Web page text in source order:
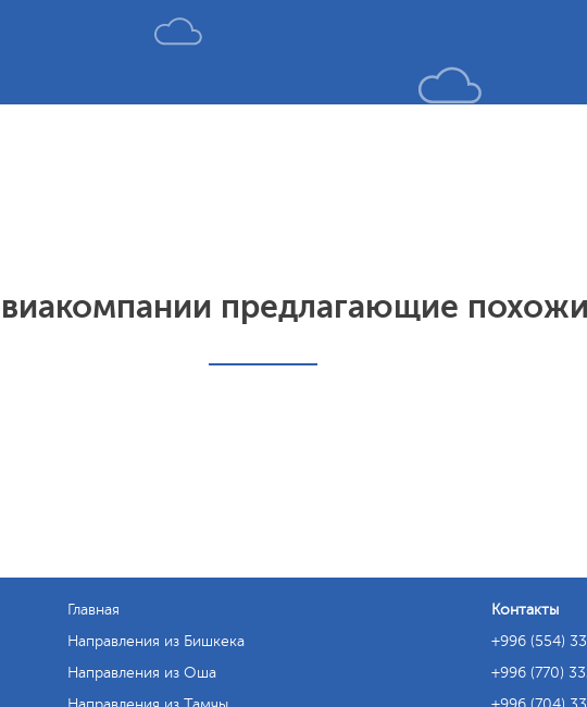
предлагающие
Главная
Направления из Бишкека
Направления из Оша
Контакты
+996 (554)
+996 (770)